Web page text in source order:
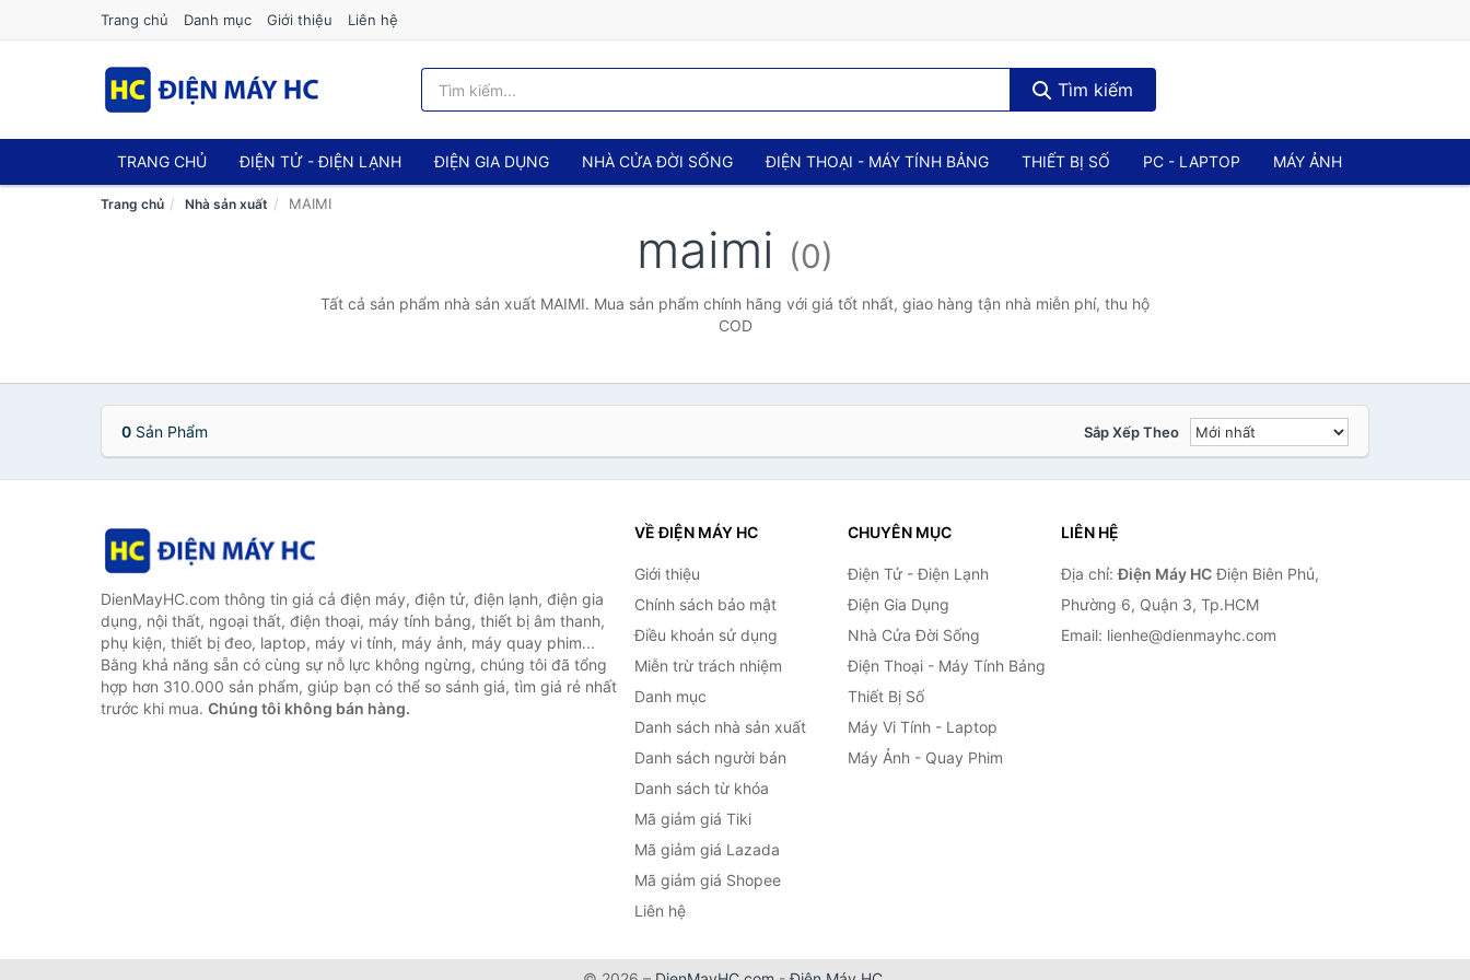
Trang chủ Danh mục Giới thiệu Liên hệ
Tìm kiếm
TRANG CHỦ ĐIỆN TỬ - ĐIỆN LẠNH ĐIỆN GIA DỤNG NHÀ CỬA ĐỜI SỐNG ĐIỆN THOẠI - MÁY TÍNH BẢNG THIẾT BỊ SỐ PC - LAPTOP MÁY ẢNH
Trang chủ Nhà sản xuất MAIMI
maimi (0)
Tất cả sản phẩm nhà sản xuất MAIMI. Mua sản phẩm chính hãng với giá tốt nhất, giao hàng tận nhà miễn phí, thu hộ
COD
0 Sản Phẩm Sắp Xếp Theo
DienMayHC.com thông tin giá cả điện máy, điện tử, điện lạnh, điện gia
dụng, nội thất, ngoại thất, điện thoại, máy tính bảng, thiết bị âm thanh,
phụ kiện, thiết bị đeo, laptop, máy vi tính, máy ảnh, máy quay phim...
Bằng khả năng sẵn có cùng sự nỗ lực không ngừng, chúng tôi đã tổng
hợp hơn 310.000 sản phẩm, giúp bạn có thể so sánh giá, tìm giá rẻ nhất
trước khi mua. Chúng tôi không bán hàng.
VỀ ĐIỆN MÁY HC
Giới thiệu
Chính sách bảo mật
Điều khoản sử dụng
Miễn trừ trách nhiệm
Danh mục
Danh sách nhà sản xuất
Danh sách người bán
Danh sách từ khóa
Mã giảm giá Tiki
Mã giảm giá Lazada
Mã giảm giá Shopee
Liên hệ
CHUYÊN MỤC
Điện Tử - Điện Lạnh
Điện Gia Dụng
Nhà Cửa Đời Sống
Điện Thoại - Máy Tính Bảng
Thiết Bị Số
Máy Vi Tính - Laptop
Máy Ảnh - Quay Phim
LIÊN HỆ
Địa chỉ:Điện Máy HCĐiện Biên Phủ,
Phường 6, Quận 3, Tp.HCM
Email: lienhe@dienmayhc.com